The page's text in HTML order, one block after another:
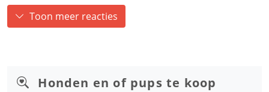
Toon meer reacties
Honden en of pups te koop